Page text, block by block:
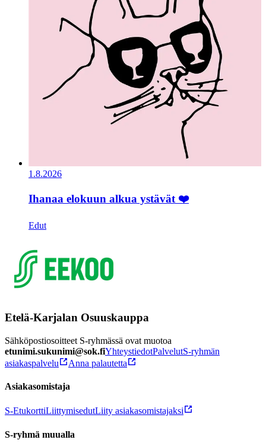
1.8.2026
Ihanaa elokuun alkua ystävät ❤️
Edut
Etelä-Karjalan Osuuskauppa
Sähköpostiosoitteet S-ryhmässä ovat muotoa
etunimi.sukunimi@sok.fiYhteystiedotPalvelutS-ryhmän
asiakaspalvelu
Anna palautetta
Asiakasomistaja
S-EtukorttiLiittymisedutLiity asiakasomistajaksi
S-ryhmä muualla